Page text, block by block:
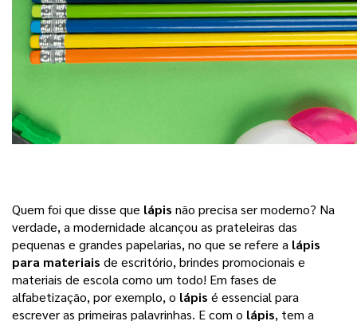
Quem foi que disse que lápis não precisa ser moderno? Na
verdade, a modernidade alcançou as prateleiras das
pequenas e grandes papelarias, no que se refere a lápis
para materiais de escritório, brindes promocionais e
materiais de escola como um todo! Em fases de
alfabetização, por exemplo, o lápis é essencial para
escrever as primeiras palavrinhas. E com o lápis, tem a